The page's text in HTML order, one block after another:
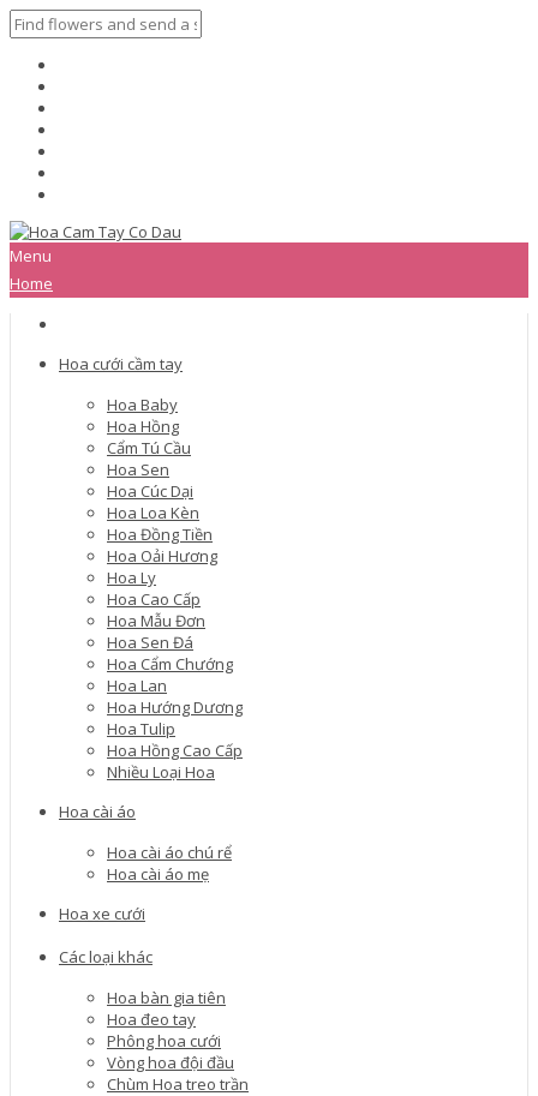
Menu
Home
Hoa cưới cầm tay
Hoa Baby
Hoa Hồng
Cẩm Tú Cầu
Hoa Sen
Hoa Cúc Dại
Hoa Loa Kèn
Hoa Đồng Tiền
Hoa Oải Hương
Hoa Ly
Hoa Cao Cấp
Hoa Mẫu Đơn
Hoa Sen Đá
Hoa Cẩm Chướng
Hoa Lan
Hoa Hướng Dương
Hoa Tulip
Hoa Hồng Cao Cấp
Nhiều Loại Hoa
Hoa cài áo
Hoa cài áo chú rể
Hoa cài áo mẹ
Hoa xe cưới
Các loại khác
Hoa bàn gia tiên
Hoa đeo tay
Phông hoa cưới
Vòng hoa đội đầu
Chùm Hoa treo trần